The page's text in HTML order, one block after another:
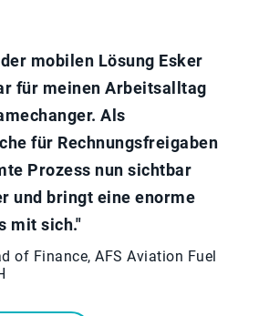
mobilen Lösung Esker
für meinen Arbeitsalltag
Als
für Rechnungsfreigaben
Prozess nun sichtbar
und bringt eine enorme
mit sich."​
of Finance, AFS Aviation Fuel